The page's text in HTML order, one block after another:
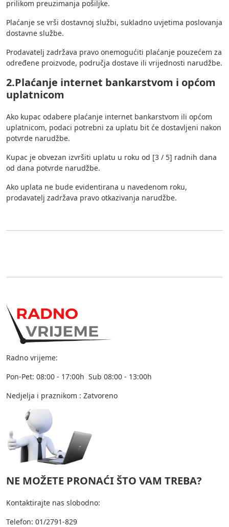
prilikom preuzimanja pošiljke.
Plaćanje se vrši dostavnoj službi, sukladno uvjetima poslovanja
dostavne službe.
Prodavatelj zadržava pravo onemogućiti plaćanje pouzećem za
određene proizvode, područja dostave ili vrijednosti narudžbe.
2.Plaćanje internet bankarstvom i općom
uplatnicom
Ako kupac odabere plaćanje internet bankarstvom ili općom
uplatnicom, podaci potrebni za uplatu bit će dostavljeni nakon
potvrde narudžbe.
Kupac je obvezan izvršiti uplatu u roku od [3 / 5] radnih dana
od dana potvrde narudžbe.
Ako uplata ne bude evidentirana u navedenom roku,
prodavatelj zadržava pravo otkazivanja narudžbe.
Radno vrijeme:
Pon-Pet: 08:00 - 17:00h Sub 08:00 - 13:00h
Nedjelja i praznikom : Zatvoreno
NE MOŽETE PRONAĆI ŠTO VAM TREBA?
Kontaktirajte nas slobodno:
Telefon: 01/2791-829